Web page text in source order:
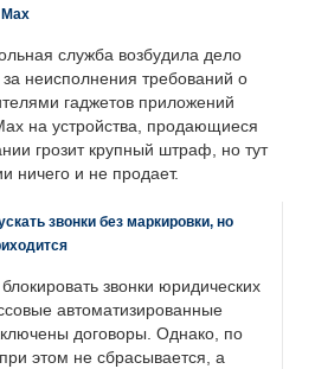
служба возбудила дело
неисполнения требований о
гаджетов приложений
на устройства, продающиеся
грозит крупный штраф, но тут
ничего и не продает.
звонки без маркировки, но
звонки юридических
автоматизированные
договоры. Однако, по
этом не сбрасывается, а